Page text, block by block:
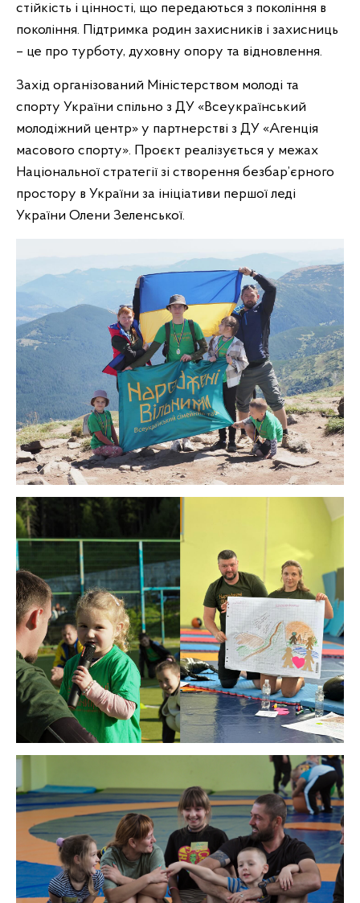
стійкість і цінності, що передаються з покоління в
покоління. Підтримка родин захисників і захисниць
– це про турботу, духовну опору та відновлення.
Захід організований Міністерством молоді та
спорту України спільно з ДУ «Всеукраїнський
молодіжний центр» у партнерстві з ДУ «Агенція
масового спорту». Проєкт реалізується у межах
Національної стратегії зі створення безбар’єрного
простору в України за ініціативи першої леді
України Олени Зеленської.